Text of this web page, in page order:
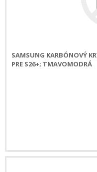
SAMSUNG KARBÓNOVÝ
PRE S26+; TMAVOMODRÁ